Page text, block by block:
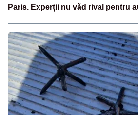
Paris. Experții nu văd rival pentru